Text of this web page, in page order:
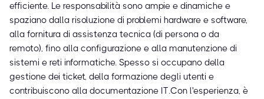
efficiente. Le responsabilità sono ampie e dinamiche e
spaziano dalla risoluzione di problemi hardware e software,
alla fornitura di assistenza tecnica (di persona o da
remoto), fino alla configurazione e alla manutenzione di
sistemi e reti informatiche. Spesso si occupano della
gestione dei ticket, della formazione degli utenti e
contribuiscono alla documentazione IT.Con l'esperienza, è